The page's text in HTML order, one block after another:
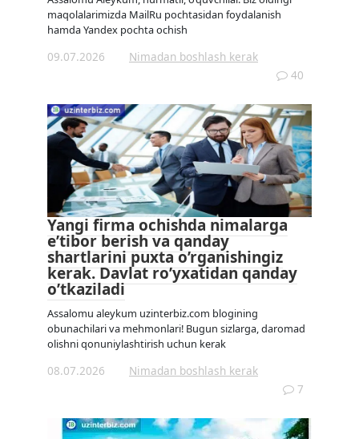
maqolalarimizda MailRu pochtasidan foydalanish
hamda Yandex pochta ochish
09.07.2026
Nimadan boshlash kerak
40
Yangi firma ochishda nimalarga
e’tibor berish va qanday
shartlarini puxta o’rganishingiz
kerak. Davlat ro’yxatidan qanday
o’tkaziladi
Assalomu aleykum uzinterbiz.com blogining
obunachilari va mehmonlari! Bugun sizlarga, daromad
olishni qonuniylashtirish uchun kerak
08.07.2026
Nimadan boshlash kerak
7